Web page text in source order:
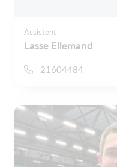
Assistent
Lasse Ellemand
21604484